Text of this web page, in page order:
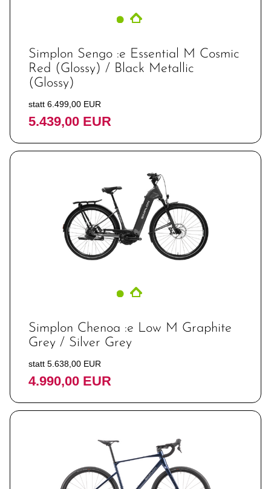
Simplon Sengo :e Essential M Cosmic
Red (Glossy) / Black Metallic
(Glossy)
statt 6.499,00 EUR
5.439,00 EUR
Simplon Chenoa :e Low M Graphite
Grey / Silver Grey
statt 5.638,00 EUR
4.990,00 EUR